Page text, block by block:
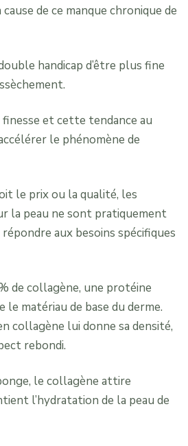
de ce manque chronique de
handicap d’être plus fine
et cette tendance au
le phénomène de
le prix ou la qualité, les
la peau ne sont pratiquement
aux besoins spécifiques
de collagène, une protéine
matériau de base du derme.
collagène lui donne sa densité,
rebondi.
le collagène attire
l’hydratation de la peau de